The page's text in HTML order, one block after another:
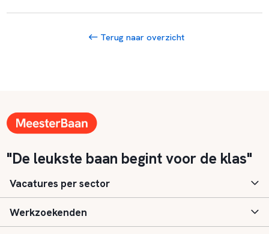
Terug naar overzicht
"De leukste baan begint voor de klas"
Vacatures per sector
Basisonderwijs
Werkzoekenden